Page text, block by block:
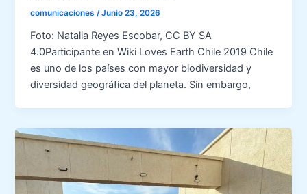
comunicaciones/Junio 23, 2026
Foto: Natalia Reyes Escobar, CC BY SA
4.0Participante en Wiki Loves Earth Chile 2019 Chile
es uno de los países con mayor biodiversidad y
diversidad geográfica del planeta. Sin embargo,